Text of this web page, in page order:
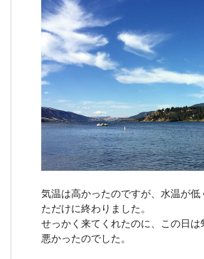
気温は高かったのですが、水温が低
ただけに終わりました。
せっかく来てくれたのに、この日
悪かったのでした。